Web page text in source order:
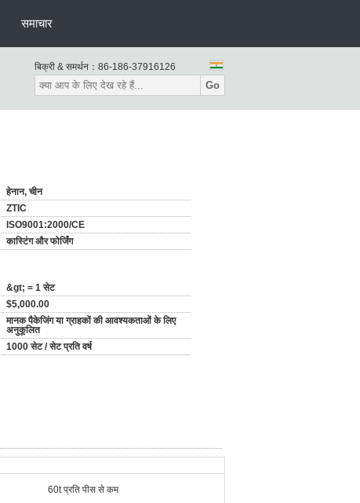
समाचार
बिक्री & समर्थन： 86-186-37916126
Go
हेनान, चीन
ZTIC
ISO9001:2000/CE
कास्टिंग और फोर्जिंग
&gt; = 1 सेट
$5,000.00
मानक पैकेजिंग या ग्राहकों की आवश्यकताओं के लिए
अनुकूलित
1000 सेट / सेट प्रति वर्ष
60t प्रति पीस से कम